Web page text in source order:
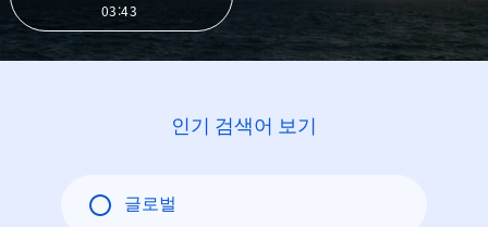
03:43
인기 검색어 보기
글로벌